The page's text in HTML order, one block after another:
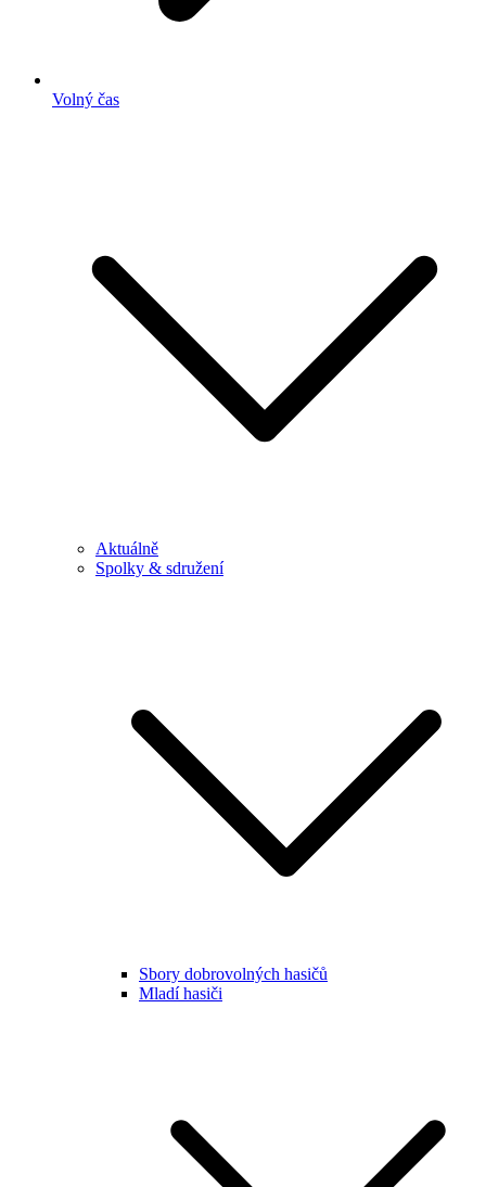
Volný čas
Aktuálně
Spolky & sdružení
Sbory dobrovolných hasičů
Mladí hasiči